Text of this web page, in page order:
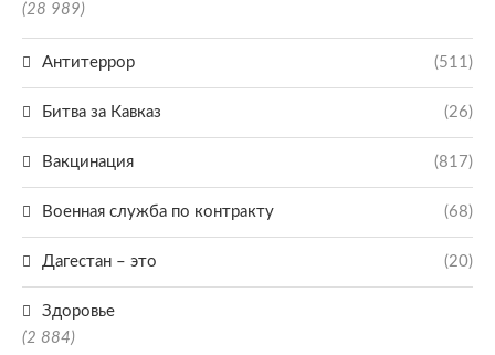
(28 989)
Антитеррор (511)
Битва за Кавказ (26)
Вакцинация (817)
Военная служба по контракту (68)
Дагестан – это (20)
Здоровье
(2 884)